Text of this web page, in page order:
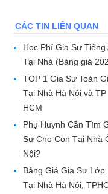
CÁC TIN LIÊN QUAN
Học Phí Gia Sư Tiếng
Tại Nhà (Bảng giá
TOP 1 Gia Sư Toán
Tại Nhà Hà Nội và TP
HCM
Phụ Huynh Cần Tìm
Sư Cho Con Tại Nhà
Nội?
Bảng Giá Gia Sư Lớp
Tại Nhà Hà Nội,